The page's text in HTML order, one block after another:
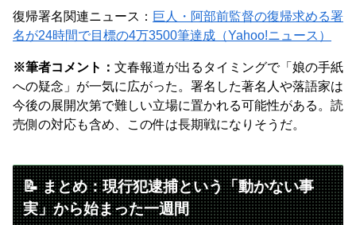
復帰署名関連ニュース： 巨人・阿部前監督の復帰求める署
名が24時間で目標の4万3500筆達成（Yahoo!ニュース）
※筆者コメント： 文春報道が出るタイミングで「娘の手紙
への疑念」が一気に広がった。署名した著名人や落語家は
今後の展開次第で難しい立場に置かれる可能性がある。読
売側の対応も含め、この件は長期戦になりそうだ。
📝 まとめ：現行犯逮捕という「動かない事
実」から始まった一週間